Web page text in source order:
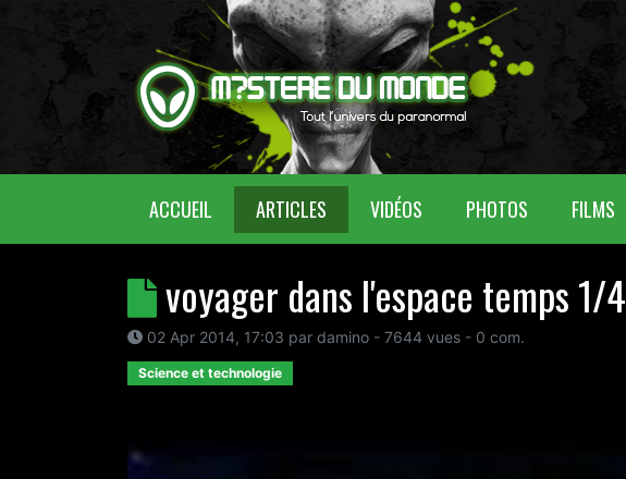
ACCUEIL (CURRENT)ARTICLES VIDÉOS PHOTOS FILMS
voyager dans l'espace temps 1/4
02 Apr 2014, 17:03 par damino - 7644 vues - 0 com.
Science et technologie